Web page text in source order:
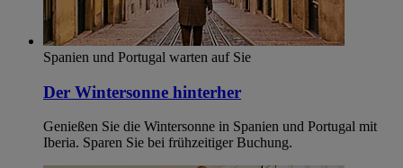
Spanien und Portugal warten auf Sie
Der Wintersonne hinterher
Genießen Sie die Wintersonne in Spanien und Portugal mit
Iberia. Sparen Sie bei frühzeitiger Buchung.